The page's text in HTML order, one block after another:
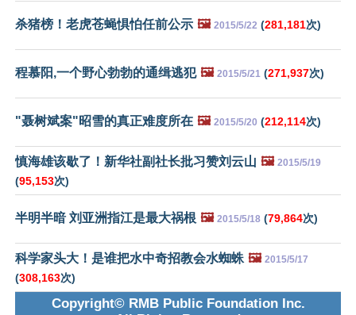
杀猪榜！老虎苍蝇惧怕任前公示 🖼️ 2015/5/22 (281,181次)
程慕阳,一个野心勃勃的通缉逃犯 🖼️ 2015/5/21 (271,937次)
"聂树斌案"昭雪的真正难度所在 🖼️ 2015/5/20 (212,114次)
慎海雄该歇了！新华社副社长批习赞刘云山 🖼️ 2015/5/19
(95,153次)
半明半暗 刘亚洲指江是最大祸根 🖼️ 2015/5/18 (79,864次)
科学家头大！是谁把水中奇招教会水蜘蛛 🖼️ 2015/5/17
(308,163次)
Copyright© RMB Public Foundation Inc.